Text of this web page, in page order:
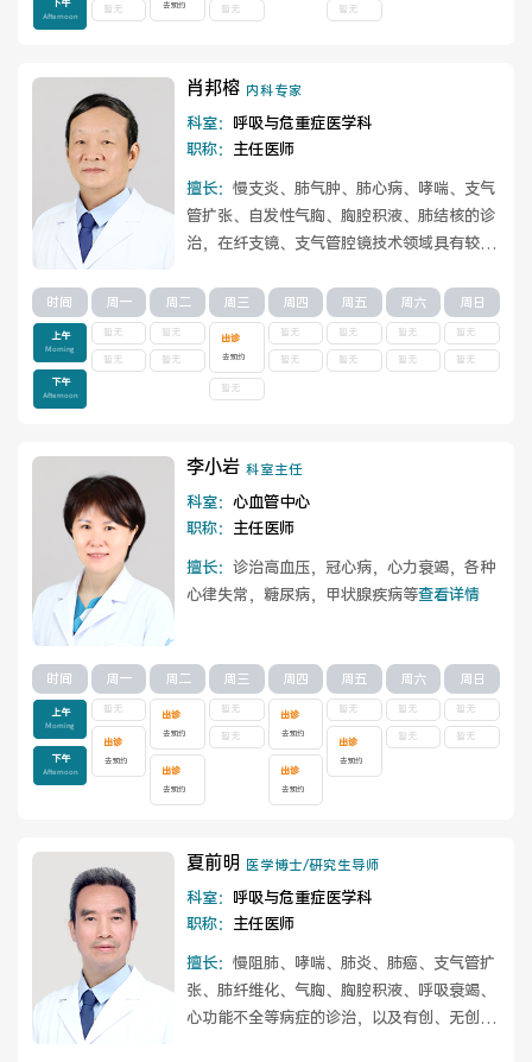
下午
Afternoon 暂无 去预约 暂无 暂无
肖邦榕 内科专家
科室： 呼吸与危重症医学科
职称： 主任医师
擅长： 慢支炎、肺气肿、肺心病、哮喘、支气
管扩张、自发性气胸、胸腔积液、肺结核的诊
治，在纤支镜、支气管腔镜技术领域具有较高
时间
上午
Morning
下午
Afternoon
周一
暂无
暂无
周二
暂无
暂无
周三
出诊
去预约
暂无
周四
暂无
暂无
周五
暂无
暂无
周六
暂无
暂无
周日
暂无
暂无
李小岩 科室主任
科室： 心血管中心
职称： 主任医师
擅长： 诊治高血压，冠心病，心力衰竭，各种
心律失常，糖尿病，甲状腺疾病等查看详情
时间
上午
Morning
下午
Afternoon
周一
暂无
出诊
去预约
周二
出诊
去预约
出诊
去预约
周三
暂无
暂无
周四
出诊
去预约
出诊
去预约
周五
暂无
出诊
去预约
周六
暂无
暂无
周日
暂无
暂无
夏前明 医学博士/研究生导师
科室： 呼吸与危重症医学科
职称： 主任医师
擅长： 慢阻肺、哮喘、肺炎、肺癌、支气管扩
张、肺纤维化、气胸、胸腔积液、呼吸衰竭、
心功能不全等病症的诊治，以及有创、无创呼